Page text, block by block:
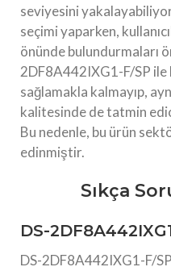
seviyesini
seçimi yaparken,
önünde bulundurmaları
2DF8A442IXG1-F/SP ile
sağlamakla kalmayıp,
kalitesinde de tatmin
Bu nedenle, bu ürün
edinmiştir.
Sıkça
DS-
DS-2DF8A442IXG1-F/